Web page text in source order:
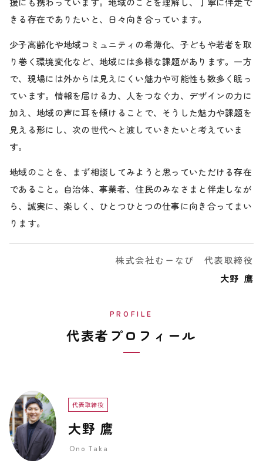
きる存在でありたいと、日々向き合っています。
少子高齢化や地域コミュニティの希薄化、子どもや若者を取
り巻く環境変化など、地域には多様な課題があります。一方
で、現場には外からは見えにくい魅力や可能性も数多く眠っ
ています。情報を届ける力、人をつなぐ力、デザインの力に
加え、地域の声に耳を傾けることで、そうした魅力や課題を
見える形にし、次の世代へと渡していきたいと考えていま
す。
地域のことを、まず相談してみようと思っていただける存在
であること。自治体、事業者、住民のみなさまと伴走しなが
ら、誠実に、楽しく、ひとつひとつの仕事に向き合ってまい
ります。
株式会社むーなび 代表取締役
大野 鷹
PROFILE
代表者プロフィール
大野 鷹
Ono Taka
代表取締役